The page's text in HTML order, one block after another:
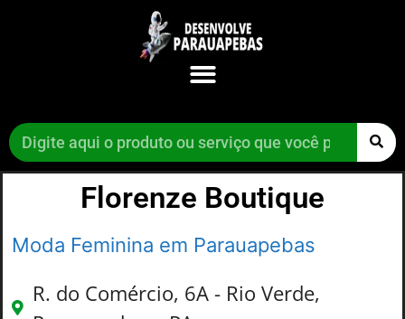
Florenze Boutique
Moda Feminina em Parauapebas
R. do Comércio, 6A - Rio Verde,